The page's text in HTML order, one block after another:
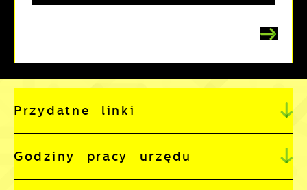
Przydatne linki
Godziny pracy urzędu